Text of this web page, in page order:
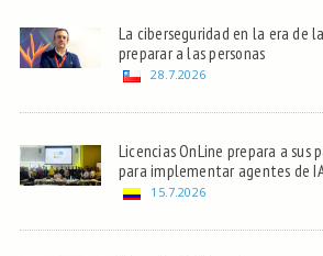
La ciberseguridad en la era de
preparar a las personas
28.7.2026
Licencias OnLine prepara a sus
para implementar agentes de
15.7.2026